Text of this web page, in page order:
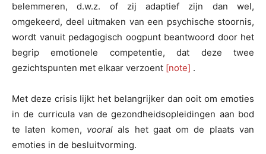
belemmeren, d.w.z. of zij adaptief zijn dan wel,
omgekeerd, deel uitmaken van een psychische stoornis,
wordt vanuit pedagogisch oogpunt beantwoord door het
begrip emotionele competentie, dat deze twee
gezichtspunten met elkaar verzoent [note] .
Met deze crisis lijkt het belangrijker dan ooit om emoties
in de curricula van de gezondheidsopleidingen aan bod
te laten komen, vooralals het gaat om de plaats van
emoties in de besluitvorming.